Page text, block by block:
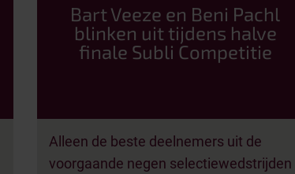
Bart Veeze en Beni Pachl
blinken uit tijdens halve
finale Subli Competitie
Alleen de beste deelnemers uit de
voorgaande negen selectiewedstrijden